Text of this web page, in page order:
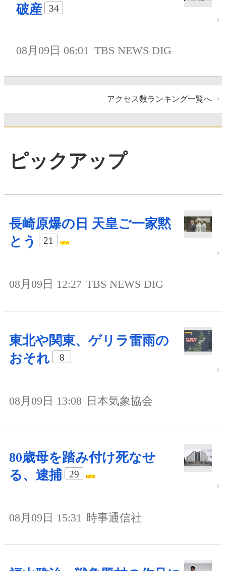
破産
34
08月09日 06:01 TBS NEWS DIG
アクセス数ランキング一覧へ
ピックアップ
長崎原爆の日 天皇ご一家黙
とう
21
08月09日 12:27 TBS NEWS DIG
東北や関東、ゲリラ雷雨の
おそれ
8
08月09日 13:08 日本気象協会
80歳母を踏み付け死なせ
る、逮捕
29
08月09日 15:31 時事通信社